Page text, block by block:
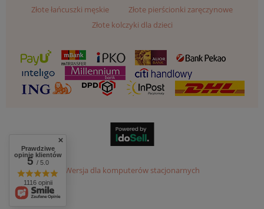
Złote łańcuszki męskie
Złote pierścionki zaręczynowe
Złote kolczyki dla dzieci
Wersja dla komputerów stacjonarnych
Prawdziwe
opinie klientów
5/ 5.0
1116 opinii